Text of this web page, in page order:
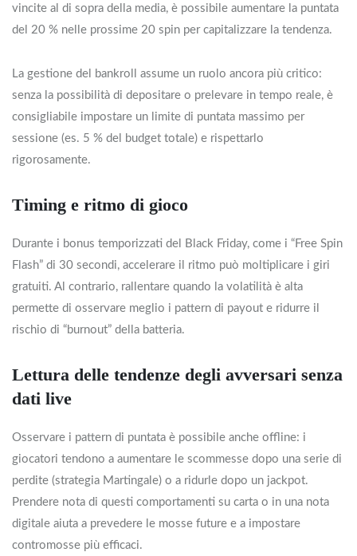
vincite al di sopra della media, è possibile aumentare la puntata
del 20 % nelle prossime 20 spin per capitalizzare la tendenza.
La gestione del bankroll assume un ruolo ancora più critico:
senza la possibilità di depositare o prelevare in tempo reale, è
consigliabile impostare un limite di puntata massimo per
sessione (es. 5 % del budget totale) e rispettarlo
rigorosamente.
Timing e ritmo di gioco
Durante i bonus temporizzati del Black Friday, come i “Free Spin
Flash” di 30 secondi, accelerare il ritmo può moltiplicare i giri
gratuiti. Al contrario, rallentare quando la volatilità è alta
permette di osservare meglio i pattern di payout e ridurre il
rischio di “burnout” della batteria.
Lettura delle tendenze degli avversari senza
dati live
Osservare i pattern di puntata è possibile anche offline: i
giocatori tendono a aumentare le scommesse dopo una serie di
perdite (strategia Martingale) o a ridurle dopo un jackpot.
Prendere nota di questi comportamenti su carta o in una nota
digitale aiuta a prevedere le mosse future e a impostare
contromosse più efficaci.